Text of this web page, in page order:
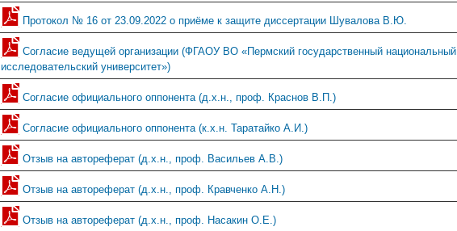
Протокол № 16 от 23.09.2022 о приёме к защите диссертации Шувалова В.Ю.
Согласие ведущей организации (ФГАОУ ВО «Пермский государственный национальный
исследовательский университет»)
Согласие официального оппонента (д.х.н., проф. Краснов В.П.)
Согласие официального оппонента (к.х.н. Таратайко А.И.)
Отзыв на автореферат (д.х.н., проф. Васильев А.В.)
Отзыв на автореферат (д.х.н., проф. Кравченко А.Н.)
Отзыв на автореферат (д.х.н., проф. Насакин О.Е.)